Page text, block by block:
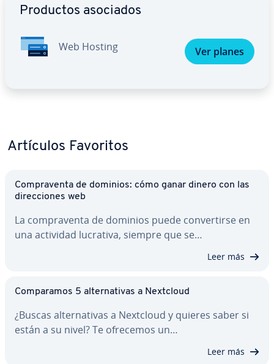
Productos asociados
Web Hosting Ver planes
Artículos Favoritos
Co­m­pra­ve­n­ta de dominios: cómo ganar dinero con las
di­re­c­cio­nes web
La co­m­pra­ve­n­ta de dominios puede co­n­ve­r­ti­r­se en
una actividad lucrativa, siempre que se…
Leer más
Co­m­pa­ra­mos 5 al­te­r­na­ti­vas a Nextcloud
¿Buscas al­te­r­na­ti­vas a Nextcloud y quieres saber si
están a su nivel? Te ofrecemos un…
Leer más